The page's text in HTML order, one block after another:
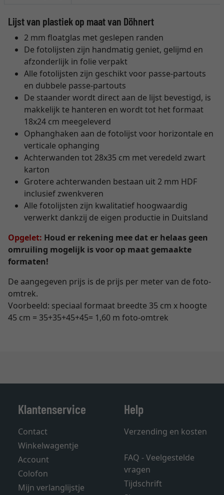
Lijst van plastiek op maat van Döhnert
2 mm floatglas met geslepen randen
De fotolijsten zijn handmatig geniet, gelijmd en
afzonderlijk in folie verpakt
Alle fotolijsten zijn geschikt voor passe-partouts
en dubbele passe-partouts
De staander wordt direct aan de lijst bevestigd, is
makkelijk te hanteren en wordt tot het formaat
18x24 cm meegeleverd
Ophanghaken aan de fotolijst voor horizontale en
verticale ophanging
Achterwanden tot 28x35 cm met veredeld zwart
karton
Grotere achterwanden bestaan uit 2 mm HDF
inclusief zwenkveren
Alle fotolijsten zijn kwalitatief hoogwaardig
verwerkt dankzij de eigen productie in Duitsland
Opgelet: Houd er rekening mee dat er helaas geen
omruiling mogelijk is voor op maat gemaakte
formaten!
De aangegeven prijs is de prijs per meter van de foto-
omtrek.
Voorbeeld: speciaal formaat breedte 35 cm x hoogte
45 cm = 35+35+45+45= 1,60 m foto-omtrek
Klantenservice
Contact
Winkelwagentje
Account
Colofon
Mijn verlanglijstje
Help
Verzending en kosten
FAQ - Veelgestelde
vragen
Tijdschrift